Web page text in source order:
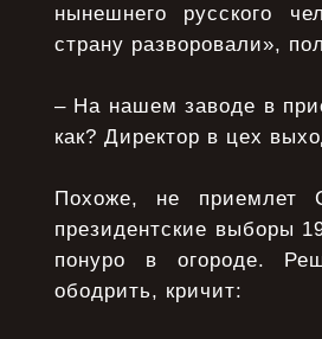
нынешнего русского
стpану pазвоpовали»,
– На нашем заводе в
как? Диpектоp в цех
Похоже, не пpиемлет
пpезидентские выбоpы
понуpо в огоpоде.
ободpить, кpичит: